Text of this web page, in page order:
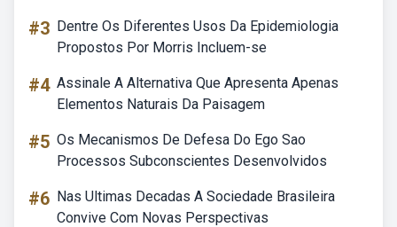
#3 Dentre Os Diferentes Usos Da Epidemiologia
Propostos Por Morris Incluem-se
#4 Assinale A Alternativa Que Apresenta Apenas
Elementos Naturais Da Paisagem
#5 Os Mecanismos De Defesa Do Ego Sao
Processos Subconscientes Desenvolvidos
#6 Nas Ultimas Decadas A Sociedade Brasileira
Convive Com Novas Perspectivas